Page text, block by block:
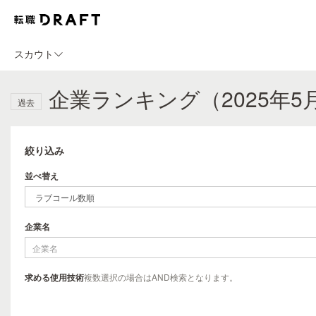
スカウト
過去 企業ランキング（2025年5
絞り込み
並べ替え
企業名
求める使用技術複数選択の場合はAND検索となります。